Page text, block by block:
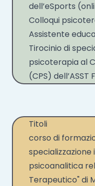
dell’eSports
Colloqui
Assistente
Tirocinio di
psicoterapia al
(CPS)
Titoli
corso di
psicoanalitica
Terapeutico" di